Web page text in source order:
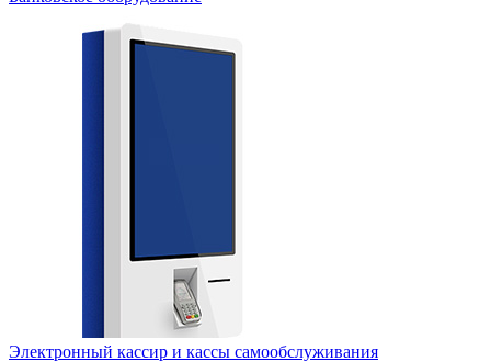
Электронный кассир и кассы самообслуживания